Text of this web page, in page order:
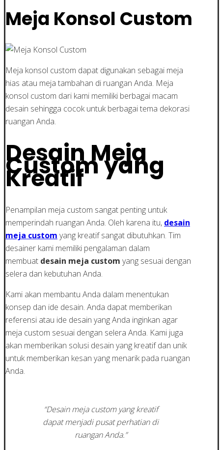
Meja Konsol Custom
Meja konsol custom dapat digunakan sebagai meja
hias atau meja tambahan di ruangan Anda. Meja
konsol custom dari kami memiliki berbagai macam
desain sehingga cocok untuk berbagai tema dekorasi
ruangan Anda.
Desain Meja
Custom yang
Kreatif
Penampilan meja custom sangat penting untuk
memperindah ruangan Anda. Oleh karena itu, desain
meja custom yang kreatif sangat dibutuhkan. Tim
desainer kami memiliki pengalaman dalam
membuat desain meja custom yang sesuai dengan
selera dan kebutuhan Anda.
Kami akan membantu Anda dalam menentukan
konsep dan ide desain. Anda dapat memberikan
referensi atau ide desain yang Anda inginkan agar
meja custom sesuai dengan selera Anda. Kami juga
akan memberikan solusi desain yang kreatif dan unik
untuk memberikan kesan yang menarik pada ruangan
Anda.
“Desain meja custom yang kreatif
dapat menjadi pusat perhatian di
ruangan Anda.”